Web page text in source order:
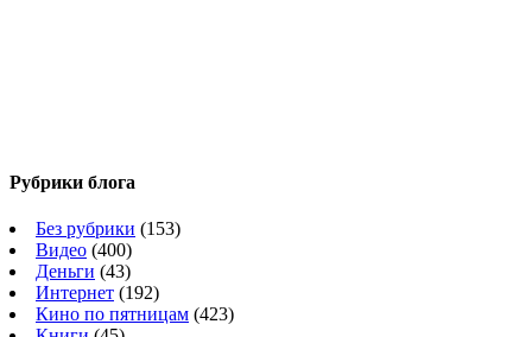
Рубрики блога
Без рубрики (153)
Видео (400)
Деньги (43)
Интернет (192)
Кино по пятницам (423)